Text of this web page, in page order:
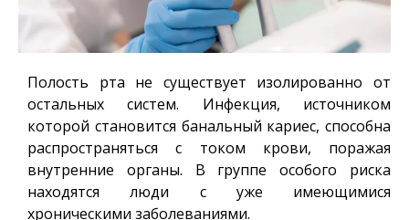
Полость рта не существует изолированно от
остальных систем. Инфекция, источником
которой становится банальный кариес, способна
распространяться с током крови, поражая
внутренние органы. В группе особого риска
находятся люди с уже имеющимися
хроническими заболеваниями.